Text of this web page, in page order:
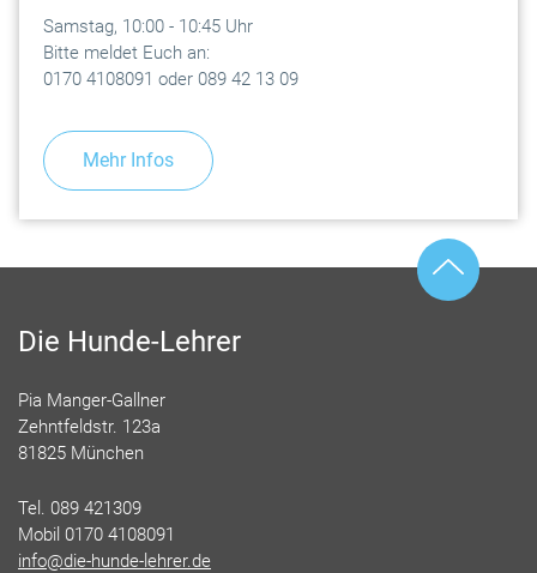
Samstag, 10:00 - 10:45 Uhr
Bitte meldet Euch an:
0170 4108091 oder 089 42 13 09
Mehr Infos
Die Hunde-Lehrer
Pia Manger-Gallner
Zehntfeldstr. 123a
81825 München
Tel. 089 421309
Mobil 0170 4108091
info@die-hunde-lehrer.de